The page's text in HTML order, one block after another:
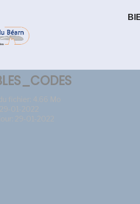
fichier: 4.66 Mo
01-2022
29-01-2022